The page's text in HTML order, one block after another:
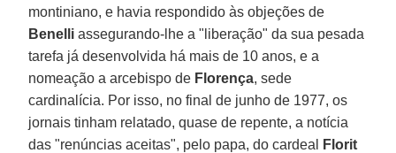
montiniano, e havia respondido às objeções de
Benelli assegurando-lhe a "liberação" da sua pesada
tarefa já desenvolvida há mais de 10 anos, e a
nomeação a arcebispo de Florença, sede
cardinalícia. Por isso, no final de junho de 1977, os
jornais tinham relatado, quase de repente, a notícia
das "renúncias aceitas", pelo papa, do cardeal
Florit